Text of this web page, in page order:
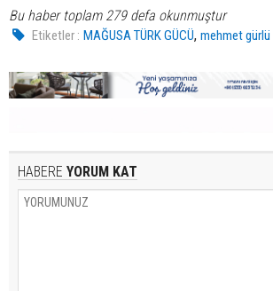
Bu haber toplam 279 defa okunmuştur
Etiketler : MAĞUSA TÜRK GÜCÜ,mehmet gürlü
HABERE YORUM KAT